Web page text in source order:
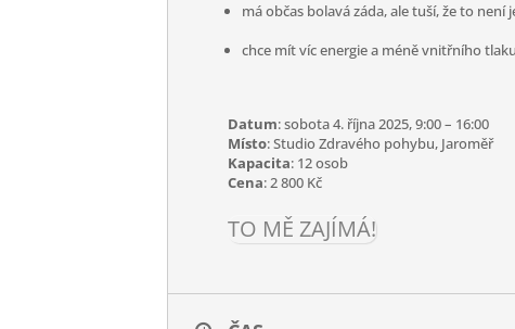
má občas bolavá záda, ale tuší, že to není
chce mít víc energie a méně vnitřního tlaku
Datum: sobota 4. října 2025, 9:00 – 16:00
Místo: Studio Zdravého pohybu, Jaroměř​
Kapacita: 12 osob
Cena: 2 800 Kč
TO MĚ ZAJÍMÁ!